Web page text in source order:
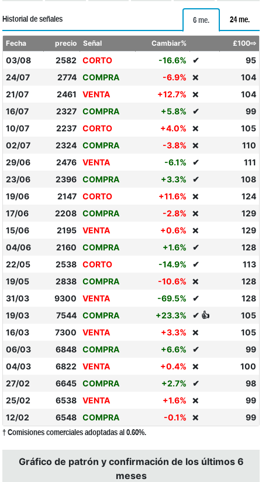
Historial de señales 6 me. 24 me.
Fecha precio Señal Cambiar% £100⇨
03/08 2582 CORTO -16.6% ✔
95
24/07
2774 COMPRA -6.9% ❌
104
21/07
2461 VENTA +12.7% ❌
104
16/07
2327 COMPRA +5.8% ✔
99
10/07
2237 CORTO +4.0% ❌
105
02/07
2324 COMPRA -3.8% ❌
110
29/06
2476 VENTA -6.1% ✔
111
23/06
2396 COMPRA +3.3% ✔
108
19/06
2147 CORTO +11.6% ❌
124
17/06
2208 COMPRA -2.8% ❌
129
15/06
2195 VENTA +0.6% ❌
129
04/06
2160 COMPRA +1.6% ✔
128
22/05
2538 CORTO -14.9% ✔
113
19/05
2838 COMPRA -10.6% ❌
128
31/03
9300 VENTA -69.5% ✔
128
19/03
7544 COMPRA +23.3% ✔ 👍
105
16/03
7300 VENTA +3.3% ❌
105
06/03
6848 COMPRA +6.6% ✔
99
04/03
6822 VENTA +0.4% ❌
100
27/02
6645 COMPRA +2.7% ✔
98
25/02
6538 VENTA +1.6% ❌
99
12/02
6548 COMPRA -0.1% ❌ 99
† Comisiones comerciales adoptadas al 0.60%.
Gráfico de patrón y confirmación de los últimos 6
meses